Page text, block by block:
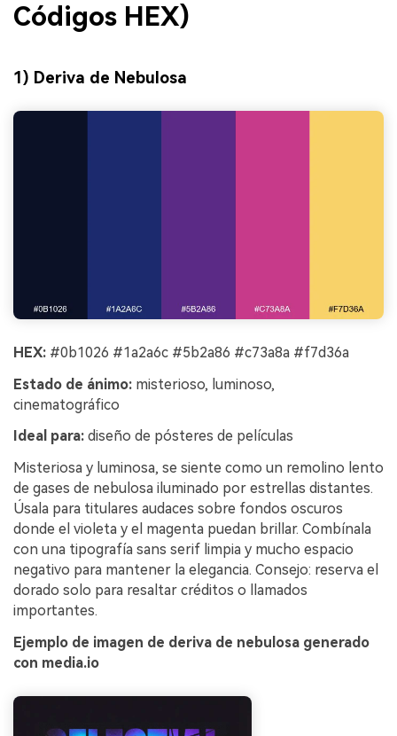
Códigos HEX)
1) Deriva de Nebulosa
HEX: #0b1026 #1a2a6c #5b2a86 #c73a8a #f7d36a
Estado de ánimo: misterioso, luminoso,
cinematográfico
Ideal para: diseño de pósteres de películas
Misteriosa y luminosa, se siente como un remolino lento
de gases de nebulosa iluminado por estrellas distantes.
Úsala para titulares audaces sobre fondos oscuros
donde el violeta y el magenta puedan brillar. Combínala
con una tipografía sans serif limpia y mucho espacio
negativo para mantener la elegancia. Consejo: reserva el
dorado solo para resaltar créditos o llamados
importantes.
Ejemplo de imagen de deriva de nebulosa generado
con media.io